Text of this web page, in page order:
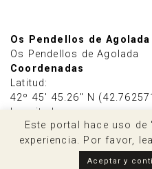
Os Pendellos de Agolada
Os Pendellos de Agolada
Coordenadas
Latitud:
42º 45' 45.26" N
Longitud:
8º 1' 6.74" W (-8.018538)
Este portal hace uso
experiencia. Por favor,
Aceptar y